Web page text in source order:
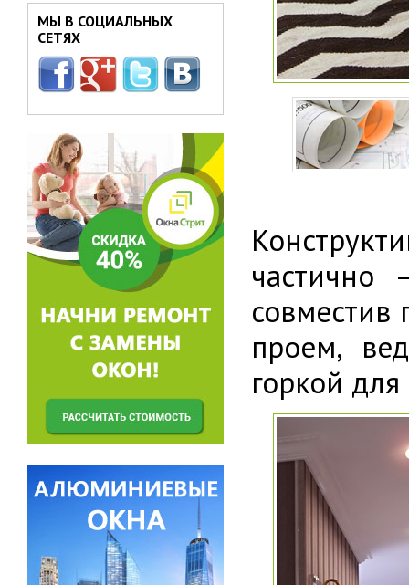
частично
проем,
горкой
МЫ В СОЦИАЛЬНЫХ
СЕТЯХ